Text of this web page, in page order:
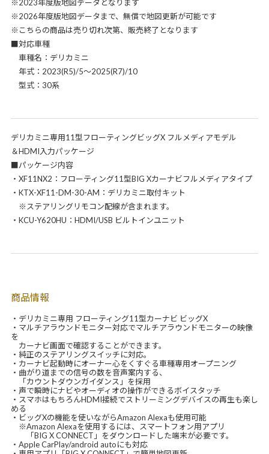
※2023年度版地図データとなります
※2026年度版地図データまで、無償で地図更新が可能です
※こちらの商品は売り切れ次第、販売終了となります
■対応車種
車種名：デリカミニ
年式：2023(R5)/5～2025(R7)/10
型式：30系
デリカミニ専用11型フローティングビッグX フルメディアモデル
＆HDMI入力パッケージ
■パッケージ内容
・XF11NX2：フローティング11型BIG Xカーナビフルメディアタイプ
・KTX-XF11-DM-30-AM：デリカミニ取付キット
※ステアリングリモコン配線が含まれます。
・KCU-Y620HU：HDMI/USB ビルトインユニット
商品情報
・デリカミニ専用 フローティング11型カーナビ ビッグX
・マルチアラウンドモニター対応でマルチアラウンドモニターの映像
を
カーナビ画面で確認することができます。
・純正のステアリングスイッチに対応。
・カーナビ起動時にオーナー心をくすぐる車種専用オープニング
・曲がり道までの信号の数を音声案内する、
「カウントダウンガイダンス」を採用
・声で瞬時にナビやオーディオの操作ができるボイスタッチ
・スマホはもちろんHDMI接続でストリーミングデバイスの再生も楽し
める
・ビッグXの機能を使いながらAmazon Alexaも使用可能
※Amazon Alexaを使用するには、スマートフォン用アプリ
「BIG X CONNECT」をダウンロードした端末が必要です。
・Apple CarPlay/android autoにも対応